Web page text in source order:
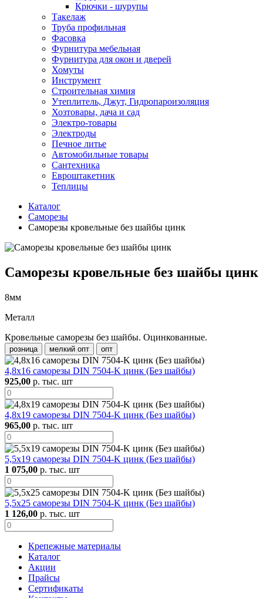
Крючки - шурупы
Такелаж
Труба профильная
Фасовка
Фурнитура мебельная
Фурнитура для окон и дверей
Хомуты
Инструмент
Строительная химия
Утеплитель, Джут, Гидропароизоляция
Хозтовары, дача и сад
Электро-товары
Электроды
Печное литье
Автомобильные товары
Сантехника
Евроштакетник
Теплицы
Каталог
Саморезы
Саморезы кровельные без шайбы цинк
Саморезы кровельные без шайбы цинк
8мм
Металл
Кровельные саморезы без шайбы. Оцинкованные.
розница мелкий опт опт
4,8х16 саморезы DIN 7504-K цинк (Без шайбы)
925,00 р. тыс. шт
4,8х19 саморезы DIN 7504-K цинк (Без шайбы)
965,00 р. тыс. шт
5,5х19 саморезы DIN 7504-K цинк (Без шайбы)
1 075,00 р. тыс. шт
5,5х25 саморезы DIN 7504-K цинк (Без шайбы)
1 126,00 р. тыс. шт
Крепежные материалы
Каталог
Акции
Прайсы
Сертификаты